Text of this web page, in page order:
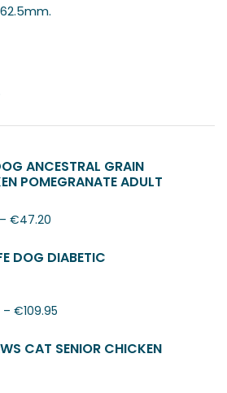
ANCESTRAL GRAIN
POMEGRANATE ADULT
– €47.20
DOG DIABETIC
– €109.95
CAT SENIOR CHICKEN